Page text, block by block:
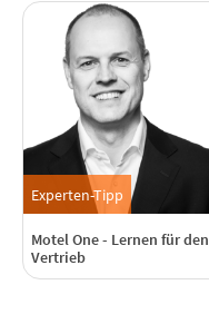
Experten-Tipp
Motel One - Lernen für den
Vertrieb